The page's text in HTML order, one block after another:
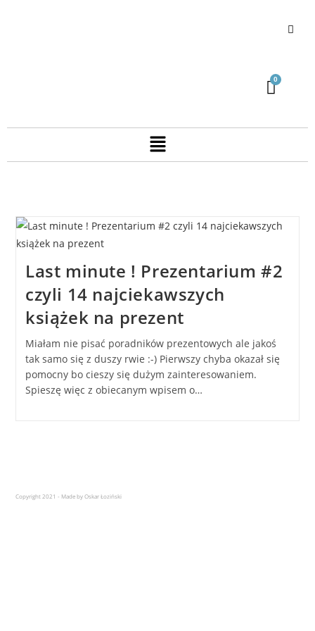
Last minute ! Prezentarium #2
czyli 14 najciekawszych
książek na prezent
Miałam nie pisać poradników prezentowych ale jakoś
tak samo się z duszy rwie :-) Pierwszy chyba okazał się
pomocny bo cieszy się dużym zainteresowaniem.
Spieszę więc z obiecanym wpisem o…
Copyright 2021 - Made by Oskar Łoziński